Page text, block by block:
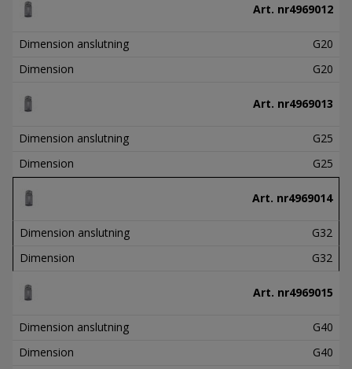
Art. nr4969012
Dimension anslutning
G20
Dimension
G20
Art. nr4969013
Dimension anslutning
G25
Dimension
G25
Art. nr4969014
Dimension anslutning
G32
Dimension
G32
Art. nr4969015
Dimension anslutning
G40
Dimension
G40